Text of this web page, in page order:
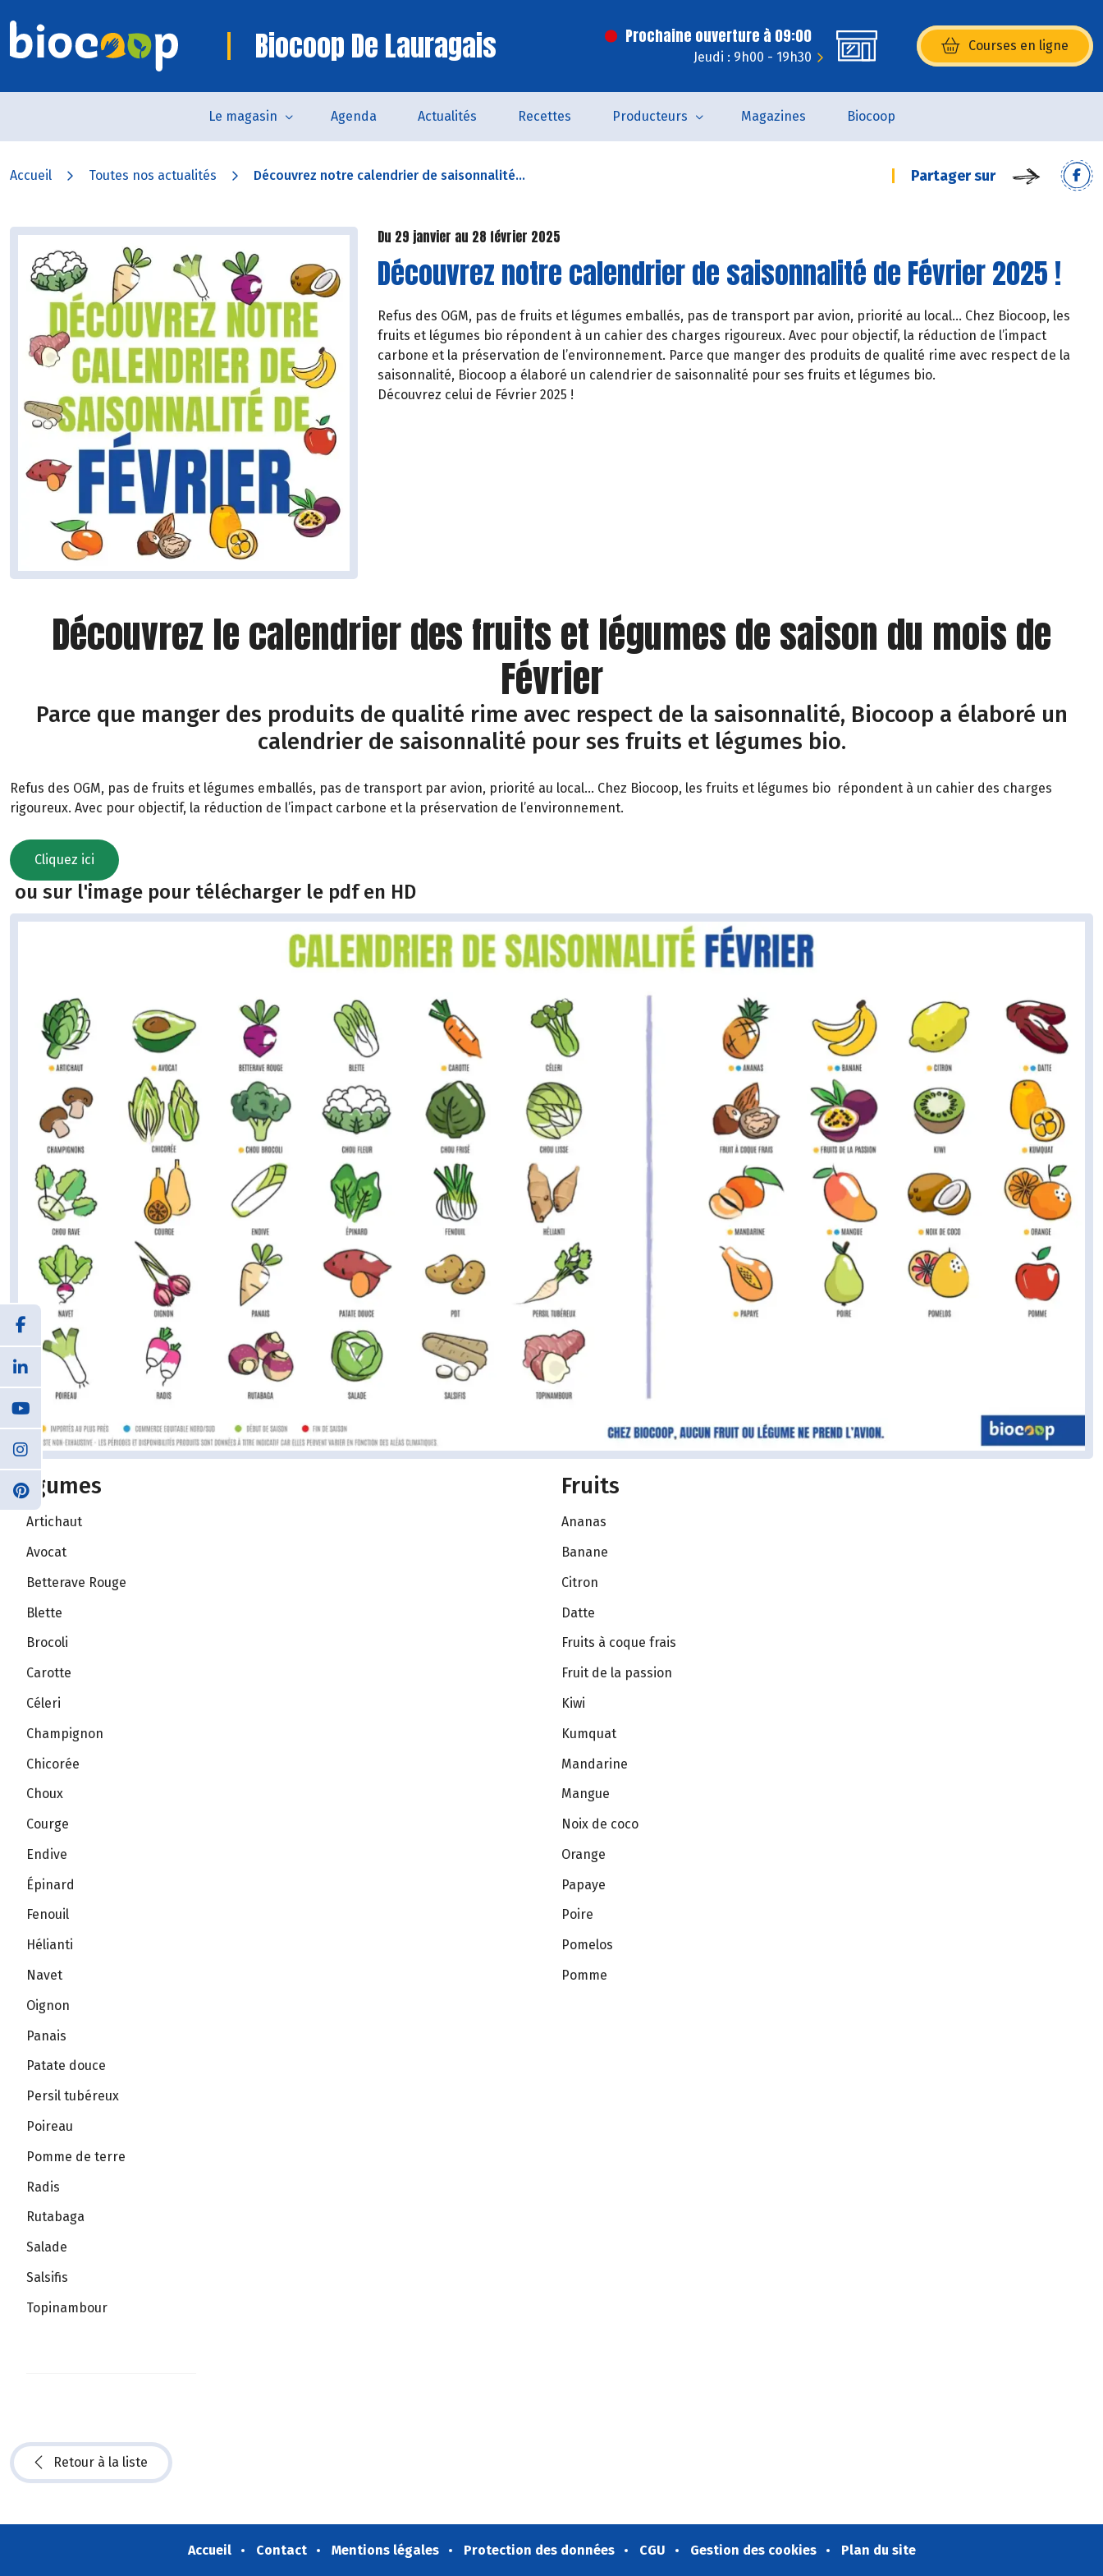
Biocoop De Lauragais Prochaine ouverture à 09:00
Jeudi : 9h00 - 19h30
Courses en ligne
(s’ouvre dans une nouvelle
Le magasin Agenda Actualités Recettes Producteurs Magazines Biocoop
Accueil Toutes nos actualités Découvrez notre calendrier de saisonnalité... Partager sur
Du 29 janvier au 28 février 2025
Découvrez notre calendrier de saisonnalité de Février 2025 !
Refus des OGM, pas de fruits et légumes emballés, pas de transport par avion, priorité au local… Chez Biocoop, les
fruits et légumes bio répondent à un cahier des charges rigoureux. Avec pour objectif, la réduction de l’impact
carbone et la préservation de l’environnement. Parce que manger des produits de qualité rime avec respect de la
saisonnalité, Biocoop a élaboré un calendrier de saisonnalité pour ses fruits et légumes bio.
Découvrez celui de Février 2025 !
Découvrez le calendrier des fruits et légumes de saison du mois de
Février
Parce que manger des produits de qualité rime avec respect de la saisonnalité, Biocoop a élaboré un
calendrier de saisonnalité pour ses fruits et légumes bio.
Refus des OGM, pas de fruits et légumes emballés, pas de transport par avion, priorité au local… Chez Biocoop, les fruits et légumes bio répondent à un cahier des charges
rigoureux. Avec pour objectif, la réduction de l’impact carbone et la préservation de l’environnement.
Cliquez ici
ou sur l'image pour télécharger le pdf en HD
Légumes
Artichaut
Avocat
Betterave Rouge
Blette
Brocoli
Carotte
Céleri
Champignon
Chicorée
Choux
Courge
Endive
Épinard
Fenouil
Hélianti
Navet
Oignon
Panais
Patate douce
Persil tubéreux
Poireau
Pomme de terre
Radis
Rutabaga
Salade
Salsifis
Topinambour
Fruits
Ananas
Banane
Citron
Datte
Fruits à coque frais
Fruit de la passion
Kiwi
Kumquat
Mandarine
Mangue
Noix de coco
Orange
Papaye
Poire
Pomelos
Pomme
Retour à la liste
Accueil Contact Mentions légales Protection des données CGU Gestion des cookies Plan du site